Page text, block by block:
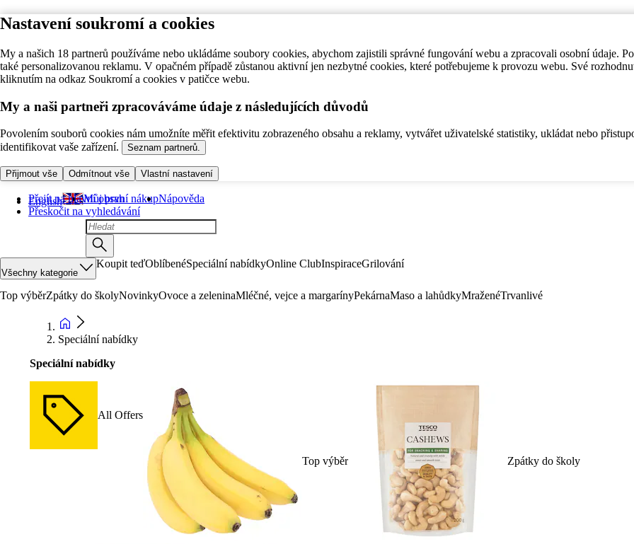
Nastavení soukromí a cookies
My a našich 18 partnerů používáme nebo ukládáme soubory cookies, abychom zajistili správné fungování webu a zpracovali osobní údaje.
také personalizovanou reklamu. V opačném případě zůstanou aktivní jen nezbytné cookies, které potřebujeme k provozu webu. Své
kliknutím na odkaz Soukromí a cookies v patičce webu.
My a naši partneři zpracováváme údaje z následujících důvodů
Povolením souborů cookies nám umožníte měřit efektivitu zobrazeného obsahu a reklamy, vytvářet uživatelské statistiky, ukládat nebo
identifikovat vaše zařízení.
Seznam partnerů.
Přijmout vše Odmítnout vše Vlastní nastavení
Přejít na hlavní obsah
Přeskočit na vyhledávání
English Můj první nákupNápověda
Všechny kategorie
Koupit teďOblíbenéSpeciální nabídkyOnline ClubInspiraceGrilování
Top výběrZpátky do školyNovinkyOvoce a zeleninaMléčné, vejce a margarínyPekárnaMaso a lahůdkyMraženéTrvanlivé
Speciální nabídky
Speciální nabídky
All Offers
Top výběr Zpátky do školy